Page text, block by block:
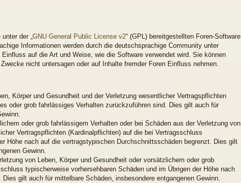
der „GNU General Public License v2“ (GPL) bereitgestellten Foren-Software
Informationen werden durch die deutschsprachige Community unter
auf die Art und Weise, wie die Software verwendet wird. Sie können
nicht untersagen oder auf Inhalte fremder Foren Einfluss nehmen.
Körper und Gesundheit und der Verletzung wesentlicher Vertragspflichten
oder grob fahrlässiges Verhalten zurückzuführen sind. Dies gilt auch für
oder grob fahrlässigem Verhalten oder bei Schäden aus der Verletzung von
Vertragspflichten (Kardinalpflichten) auf die bei Vertragsschluss
Höhe nach auf die vertragstypischen Durchschnittsschäden begrenzt. Dies gilt
Gewinn.
von Leben, Körper und Gesundheit oder vorsätzlichem oder grob
typischerweise vorhersehbaren Schäden und im Übrigen der Höhe nach
gilt auch für mittelbare Schäden, insbesondere entgangenen Gewinn.